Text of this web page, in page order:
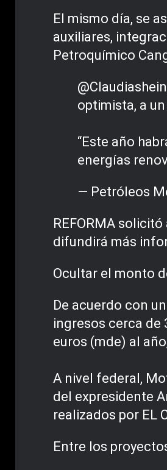
El mismo día, se
auxiliares,
Petroquímico
@Claudiashein
optimista, a
“Este año
energías
— Petróleos
REFORMA
difundirá más
Ocultar el monto
De acuerdo con
ingresos cerca de
euros (mde) al
A nivel federal,
del expresidente
realizados por EL
Entre los